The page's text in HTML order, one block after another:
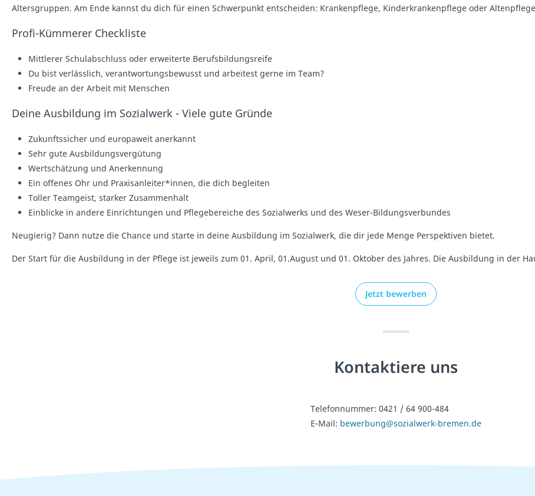
Altersgruppen. Am Ende kannst du dich für einen Schwerpunkt entscheiden: Krankenpflege, Kinderkrankenpflege oder
Profi-Kümmerer Checkliste
Mittlerer Schulabschluss oder erweiterte Berufsbildungsreife
Du bist verlässlich, verantwortungsbewusst und arbeitest gerne im Team?
Freude an der Arbeit mit Menschen
Deine Ausbildung im Sozialwerk - Viele gute Gründe
Zukunftssicher und europaweit anerkannt
Sehr gute Ausbildungsvergütung
Wertschätzung und Anerkennung
Ein offenes Ohr und Praxisanleiter*innen, die dich begleiten
Toller Teamgeist, starker Zusammenhalt
Einblicke in andere Einrichtungen und Pflegebereiche des Sozialwerks und des Weser-Bildungsverbundes
Neugierig? Dann nutze die Chance und starte in deine Ausbildung im Sozialwerk, die dir jede Menge Perspektiven bietet.
Der Start für die Ausbildung in der Pflege ist jeweils zum 01. April, 01.August und 01. Oktober des Jahres. Die Ausbildung in der
Jetzt bewerben
Kontaktiere uns
Telefonnummer: 0421 / 64 900-484
E-Mail: bewerbung@sozialwerk-bremen.de